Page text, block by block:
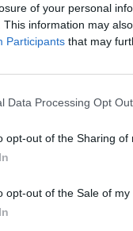
of your personal
This information may
Participants that may
Data Processing Opt
opt-out of the Sharing of
opt-out of the Sale of my
premier but.
moments
On a réussi a
comme la
vraies qualités.
qu’on va